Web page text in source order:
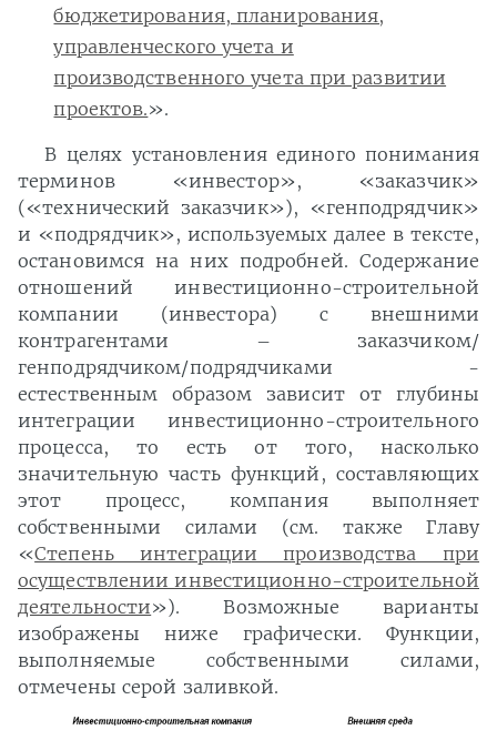
бюджетирования, планирования,
управленческого учета и
производственного учета при развитии
проектов.».
В целях установления единого понимания
терминов «инвестор», «заказчик»
(«технический заказчик»), «генподрядчик»
и «подрядчик», используемых далее в тексте,
остановимся на них подробней. Содержание
отношений инвестиционно-строительной
компании (инвестора) с внешними
контрагентами – заказчиком/
генподрядчиком/подрядчиками -
естественным образом зависит от глубины
интеграции инвестиционно-строительного
процесса, то есть от того, насколько
значительную часть функций, составляющих
этот процесс, компания выполняет
собственными силами (см. также Главу
«Степень интеграции производства при
осуществлении инвестиционно-строительной
деятельности»). Возможные варианты
изображены ниже графически. Функции,
выполняемые собственными силами,
отмечены серой заливкой.